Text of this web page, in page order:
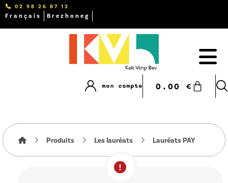
Français Brezhoneg
02 98 26 87 12
0.00 €
mon compte
Produits Les lauréats Lauréats PAY